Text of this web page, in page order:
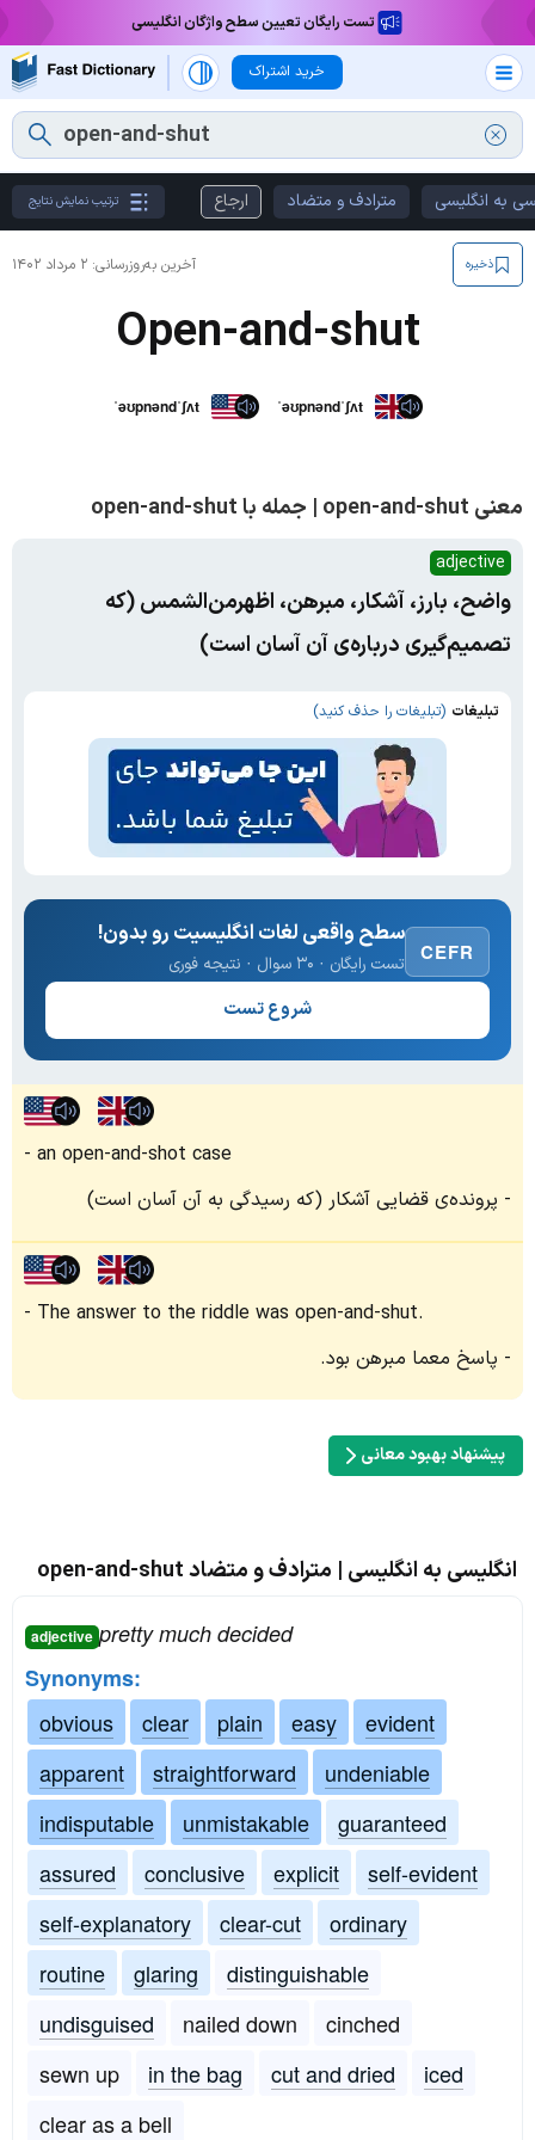
تست رایگان تعیین سطح واژگان انگلیسی
خرید اشتراک
به انگلیسی مترادف و متضاد ارجاع ترتیب نمایش نتایج
آخرین به‌روزرسانی: ۲ مرداد ۱۴۰۲ ذخیره
Open-and-shut
ˈəʊpnəndˈʃʌt ˈəʊpnəndˈʃʌt
معنی open-and-shut | جمله با open-and-shut
adjective
واضح، بارز، آشکار، مبرهن، اظهرمن‌الشمس (که
تصمیم‌گیری درباره‌ی آن آسان است)
تبلیغات (تبلیغات را حذف کنید)
CEFR
سطح واقعی لغات انگلیسیت رو بدون!
تست رایگان · ۳۰ سوال · نتیجه فوری
شروع تست
an open-and-shot case
پرونده‌ی قضایی آشکار (که رسیدگی به آن آسان است)
The answer to the riddle was open-and-shut.
پاسخ معما مبرهن بود.
پیشنهاد بهبود معانی
انگلیسی به انگلیسی | مترادف و متضاد open-and-shut
adjective pretty much decided
Synonyms:
obvious
clear plain easy
evident
apparent
straightforward
undeniable
indisputable
unmistakable
guaranteed
assured
conclusive explicit
self-evident
self-explanatory
clear-cut
ordinary
routine
glaring
distinguishable
undisguised
nailed down
cinched
sewn up
in the bag cut and dried
iced
clear as a bell